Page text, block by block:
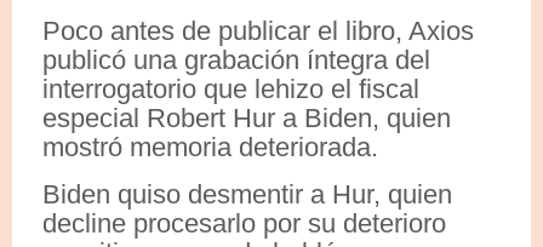
Poco antes de publicar el libro, Axios
publicó una grabación íntegra del
interrogatorio que lehizo el fiscal
especial Robert Hur a Biden, quien
mostró memoria deteriorada.
Biden quiso desmentir a Hur, quien
decline procesarlo por su deterioro